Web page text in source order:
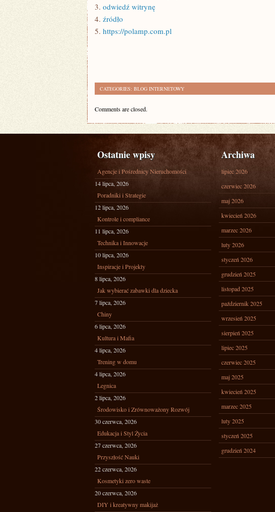
3. odwiedź witrynę
4. źródło
5. https://polamp.com.pl
CATEGORIES: BLOG INTERNETOWY
Comments are closed.
Ostatnie wpisy
Agencje i Pośrednicy Nieruchomości
14 lipca, 2026
Poradniki i Strategie
12 lipca, 2026
Kontrole i compliance
11 lipca, 2026
Technika i Innowacje
10 lipca, 2026
Inspiracje i Projekty
8 lipca, 2026
Jak wybierać zabawki dla dziecka
7 lipca, 2026
Chiny
6 lipca, 2026
Kultura i Mafia
4 lipca, 2026
Trening w domu
4 lipca, 2026
Legnica
2 lipca, 2026
Środowisko i Zrównoważony Rozwój
30 czerwca, 2026
Edukacja i Styl Życia
27 czerwca, 2026
Przyszłość Nauki
22 czerwca, 2026
Kosmetyki zero waste
20 czerwca, 2026
DIY i kreatywny makijaż
Archiwa
lipiec 2026
czerwiec 2026
maj 2026
kwiecień 2026
marzec 2026
luty 2026
styczeń 2026
grudzień 2025
listopad 2025
październik 2025
wrzesień 2025
sierpień 2025
lipiec 2025
czerwiec 2025
maj 2025
kwiecień 2025
marzec 2025
luty 2025
styczeń 2025
grudzień 2024